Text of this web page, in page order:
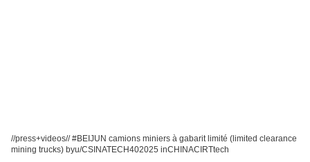
//press+videos// #BEIJUN camions miniers à gabarit limité (limited clearance
mining trucks) byu/CSINATECH402025 inCHINACIRTtech